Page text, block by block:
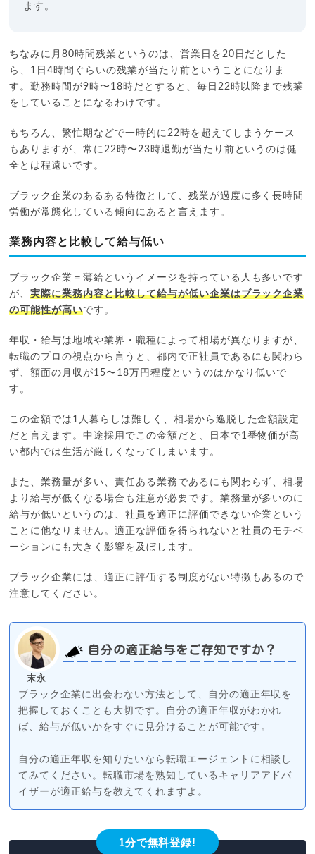
ます。
ちなみに月80時間残業というのは、営業日を20日だとした
ら、1日4時間ぐらいの残業が当たり前ということになりま
す。勤務時間が9時〜18時だとすると、毎日22時以降まで残業
をしていることになるわけです。
もちろん、繁忙期などで一時的に22時を超えてしまうケース
もありますが、常に22時〜23時退勤が当たり前というのは健
全とは程遠いです。
ブラック企業のあるある特徴として、残業が過度に多く長時間
労働が常態化している傾向にあると言えます。
業務内容と比較して給与低い
ブラック企業＝薄給というイメージを持っている人も多いです
が、実際に業務内容と比較して給与が低い企業はブラック企業
の可能性が高いです。
年収・給与は地域や業界・職種によって相場が異なりますが、
転職のプロの視点から言うと、都内で正社員であるにも関わら
ず、額面の月収が15〜18万円程度というのはかなり低いで
す。
この金額では1人暮らしは難しく、相場から逸脱した金額設定
だと言えます。中途採用でこの金額だと、日本で1番物価が高
い都内では生活が厳しくなってしまいます。
また、業務量が多い、責任ある業務であるにも関わらず、相場
より給与が低くなる場合も注意が必要です。業務量が多いのに
給与が低いというのは、社員を適正に評価できない企業という
ことに他なりません。適正な評価を得られないと社員のモチベ
ーションにも大きく影響を及ぼします。
ブラック企業には、適正に評価する制度がない特徴もあるので
注意してください。
末永
自分の適正給与をご存知ですか？
ブラック企業に出会わない方法として、自分の適正年収を
把握しておくことも大切です。自分の適正年収がわかれ
ば、給与が低いかをすぐに見分けることが可能です。
自分の適正年収を知りたいなら転職エージェントに相談し
てみてください。転職市場を熟知しているキャリアアドバ
イザーが適正給与を教えてくれますよ。
1分で無料登録!